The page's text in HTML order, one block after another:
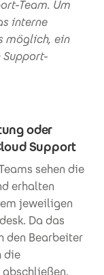
Team. Um
interne
möglich, ein
oder
Support
sehen die
erhalten
jeweiligen
Da das
den Bearbeiter
die